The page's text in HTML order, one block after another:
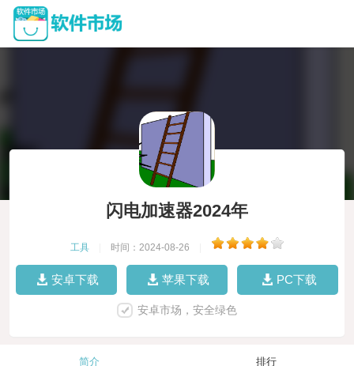
闪电加速器2024年
工具 时间：2024-08-26
安卓下载 苹果下载 PC下载
安卓市场，安全绿色
简介 排行